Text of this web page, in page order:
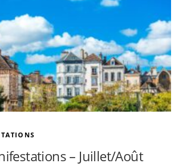
– Juillet/Août